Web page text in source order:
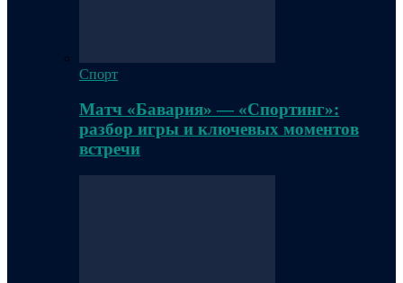
Спорт
Матч «Бавария» — «Спортинг»:
разбор игры и ключевых моментов
встречи